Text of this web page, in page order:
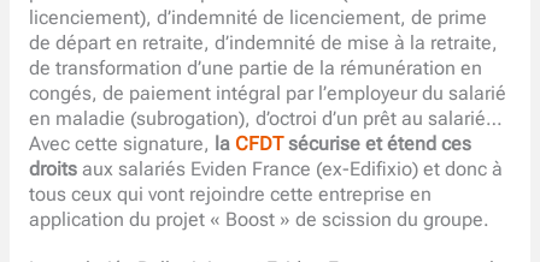
licenciement), d’indemnité de licenciement, de prime
de départ en retraite, d’indemnité de mise à la retraite,
de transformation d’une partie de la rémunération en
congés, de paiement intégral par l’employeur du salarié
en maladie (subrogation), d’octroi d’un prêt au salarié…
Avec cette signature, la CFDT sécurise et étend ces
droitsaux salariés Eviden France (ex-Edifixio) et donc à
tous ceux qui vont rejoindre cette entreprise en
application du projet « Boost » de scission du groupe.